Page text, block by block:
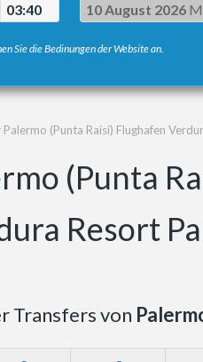
03:40 10 August 2026
Sie die Bedinungen der Website an.
Palermo (Punta Raisi) Flughafen
(Punta
Resort
Transfers von